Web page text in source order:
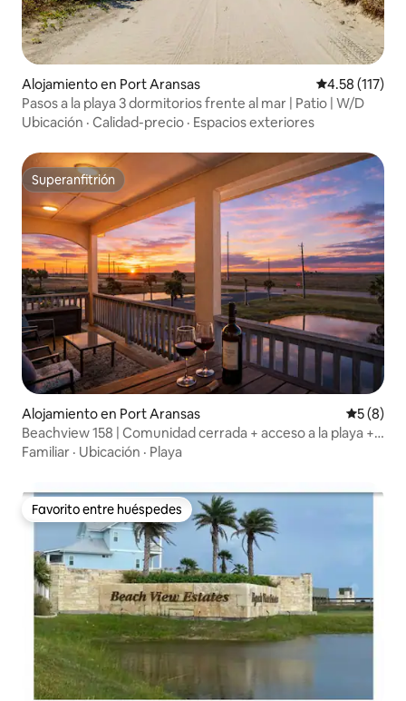
Alojamiento en Port Aransas Calificación
4.58 (117)
Pasos a la playa 3 dormitorios frente al mar | Patio | W/D
Ubicación · Calidad-precio · Espacios exteriores
Superanfitrión
Superanfitrión
Alojamiento en Port Aransas
5 (8)
Beachview 158 | Comunidad cerrada + acceso a la playa +
capacidad para 10 personas
Familiar · Ubicación · Playa
Favorito entre huéspedes
Favorito entre huéspedes